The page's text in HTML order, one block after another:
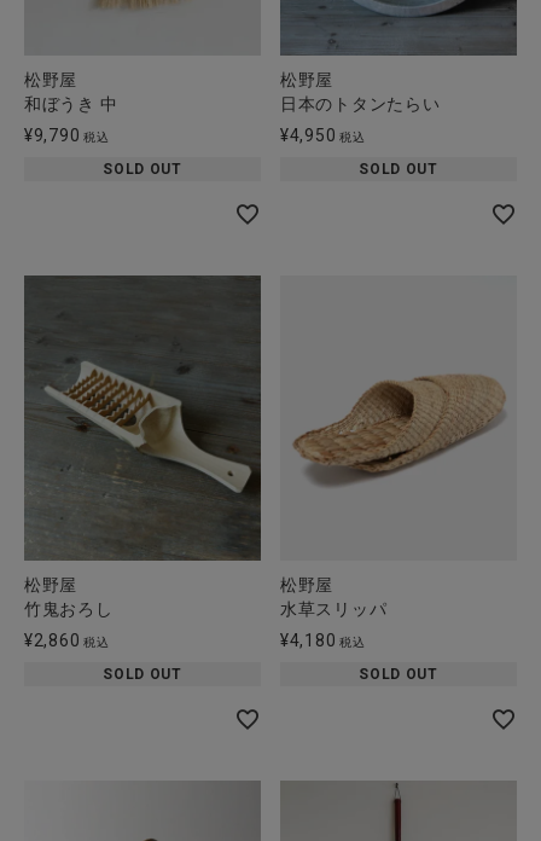
松野屋
和ぼうき 中
¥9,790 税込
SOLD OUT
松野屋
日本のトタンたらい
¥4,950 税込
SOLD OUT
松野屋
竹鬼おろし
¥2,860 税込
SOLD OUT
松野屋
水草スリッパ
¥4,180 税込
SOLD OUT